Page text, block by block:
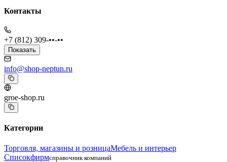
Контакты
+7 (812) 309-••-••
Показать
info@shop-neptun.ru
groe-shop.ru
Категории
Торговля, магазины и розницаМебель и интерьер
Списокфирмсправочник компаний